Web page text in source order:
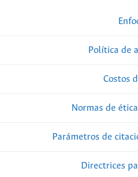
Política de
Costos
Normas de
Parámetros de
Directrices